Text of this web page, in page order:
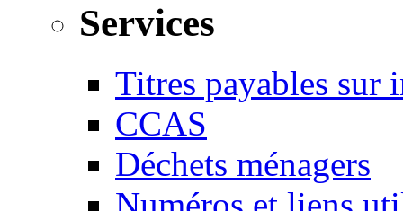
Services
Titres payables sur
CCAS
Déchets ménagers